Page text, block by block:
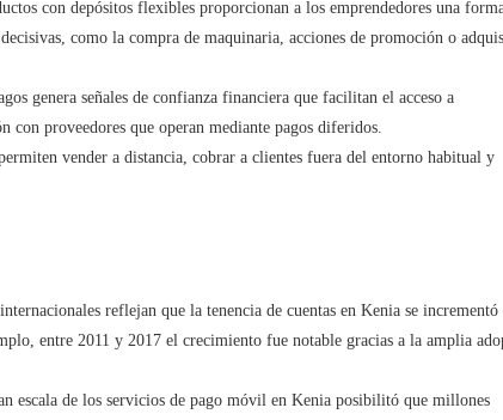
con depósitos flexibles proporcionan a los emprendedores una
como la compra de maquinaria, acciones de promoción o
genera señales de confianza financiera que facilitan el acceso a
proveedores que operan mediante pagos diferidos.
vender a distancia, cobrar a clientes fuera del entorno habitual y
reflejan que la tenencia de cuentas en Kenia se incrementó
entre 2011 y 2017 el crecimiento fue notable gracias a la amplia
escala de los servicios de pago móvil en Kenia posibilitó que millones